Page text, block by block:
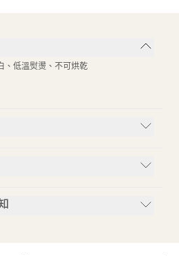
、低溫熨燙、不可烘乾